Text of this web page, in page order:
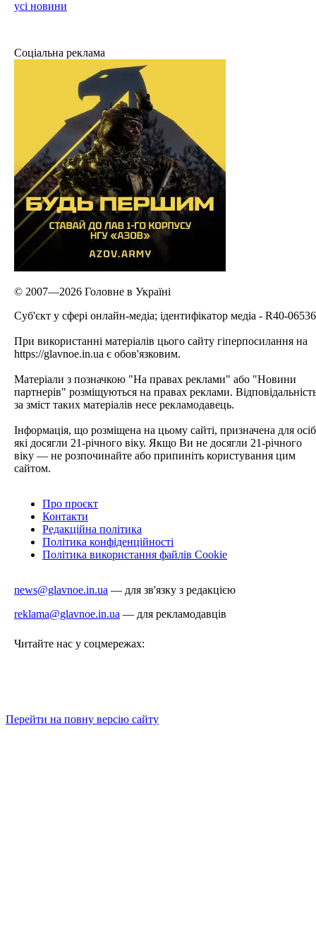
усі новини
Соціальна реклама
© 2007—2026 Головне в Україні
Cуб'єкт у сфері онлайн-медіа; ідентифікатор медіа - R40-06536
При використанні матеріалів цього сайту гіперпосилання на
https://glavnoe.in.ua є обов'язковим.
Матеріали з позначкою "На правах реклами" або "Новини
партнерів" розміщуються на правах реклами.
за зміст таких матеріалів несе рекламодавець.
Інформація, що розміщена на цьому сайті, призначена для
які досягли 21-річного віку. Якщо Ви не досягли 21-річного
віку — не розпочинайте або припиніть користування цим
сайтом.
Про проєкт
Контакти
Редакційна політика
Політика конфіденційності
Політика використання файлів Cookie
news@glavnoe.in.ua — для зв'язку з редакцією
reklama@glavnoe.in.ua — для рекламодавців
Читайте нас у соцмережах:
Перейти на повну версію сайту